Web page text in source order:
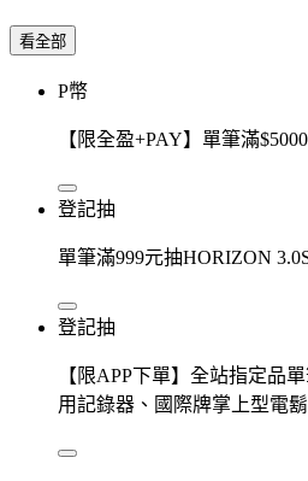
看全部
P幣
【限全盈+PAY】單筆滿
登記抽
單筆滿999元抽HORIZON
登記抽
【限APP下單】全站指定品
用記錄器、國際牌掌上型電